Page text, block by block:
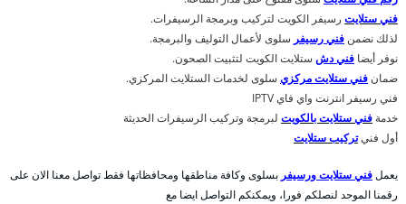
فني ستلايت رسيفر الكويت لتركيب وبرمجة الرسيفرات.
لذلك نضمن فني رسيفر سلوى لأعمال التوليف والبرمجة.
نوفر أيضا فني دش ستلايت الكويت لتثبيت الصحون.
ضمان فني ستلايت مركزي سلوى لخدمات الستلايت المركزي.
فني رسيفر انترنت واي فاي IPTV
خدمة فني ستلايت بالكويت لبرمجة وتركيب الرسيفرات الحديثة
أول فنيتركيب ستلايت
يعملفني ستلايت ورسيفر بسلوى وكافة مناطقها ومحافظاتها فقط تواصل معنا الان على
رقمنا الموحد لنصلكم فورا، ويمكنكم التواصل ايضا مع